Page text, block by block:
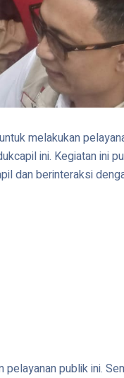
melakukan
ini. Kegiatan ini
dan berinteraksi
publik ini.